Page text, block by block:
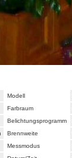
Modell
Farbraum
Belichtungsprogramm
Brennweite
Messmodus